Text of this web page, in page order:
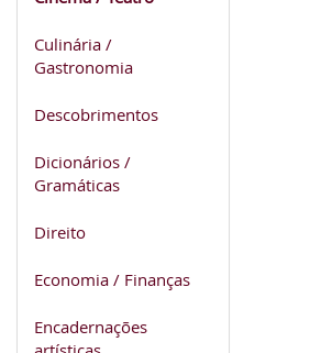
Culinária /
Gastronomia
Descobrimentos
Dicionários /
Gramáticas
Direito
Economia / Finanças
Encadernações